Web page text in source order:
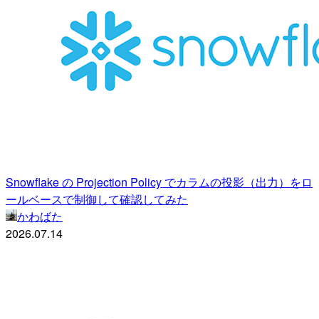
Snowflake の Projection Policy でカラムの投影（出力）をロ
ールベースで制御して確認してみた
かわばた
2026.07.14